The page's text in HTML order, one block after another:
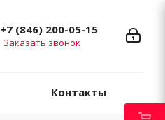
+7 (846) 200-05-15
Заказать звонок
Контакты